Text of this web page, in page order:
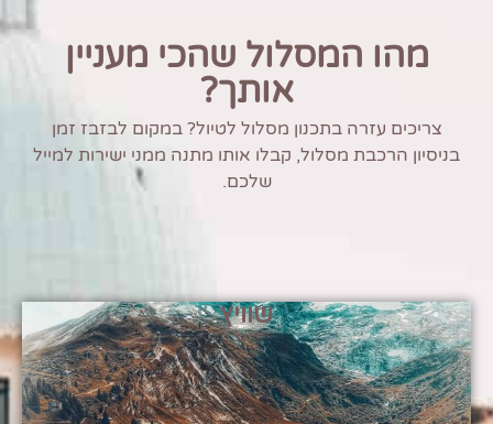
מהו המסלול שהכי מעניין
אותך?
צריכים עזרה בתכנון מסלול לטיול? במקום לבזבז זמן
בניסיון הרכבת מסלול, קבלו אותו מתנה ממני ישירות למייל
שלכם.
שוויץ